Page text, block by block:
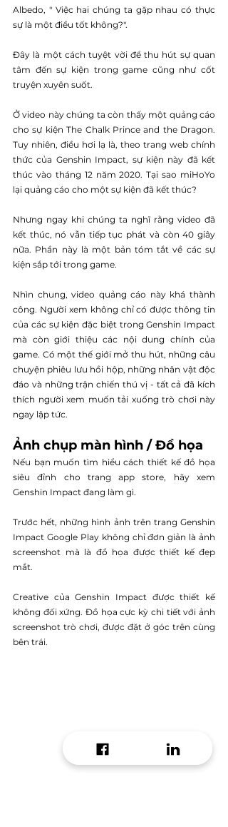
Albedo, " Việc hai chúng ta gặp nhau có thực
sự là một điều tốt không?".
Đây là một cách tuyệt vời để thu hút sự quan
tâm đến sự kiện trong game cũng như cốt
truyện xuyên suốt.
Ở video này chúng ta còn thấy một quảng cáo
cho sự kiện The Chalk Prince and the Dragon.
Tuy nhiên, điều hơi lạ là, theo trang web chính
thức của Genshin Impact, sự kiện này đã kết
thúc vào tháng 12 năm 2020. Tại sao miHoYo
lại quảng cáo cho một sự kiện đã kết thúc?
Nhưng ngay khi chúng ta nghĩ rằng video đã
kết thúc, nó vẫn tiếp tục phát và còn 40 giây
nữa. Phần này là một bản tóm tắt về các sự
kiện sắp tới trong game.
Nhìn chung, video quảng cáo này khá thành
công. Người xem không chỉ có được thông tin
của các sự kiện đặc biệt trong Genshin Impact
mà còn giới thiệu các nội dung chính của
game. Có một thế giới mở thu hút, những câu
chuyện phiêu lưu hồi hộp, những nhân vật độc
đáo và những trận chiến thú vị - tất cả đã kích
thích người xem muốn tải xuống trò chơi này
ngay lập tức.
Ảnh chụp màn hình / Đồ họa
Nếu bạn muốn tìm hiểu cách thiết kế đồ họa
siêu đỉnh cho trang app store, hãy xem
Genshin Impact đang làm gì.
Trước hết, những hình ảnh trên trang Genshin
Impact Google Play không chỉ đơn giản là ảnh
screenshot mà là đồ họa được thiết kế đẹp
mắt.
Creative của Genshin Impact được thiết kế
không đối xứng. Đồ họa cực kỳ chi tiết với ảnh
screenshot trò chơi, được đặt ở góc trên cùng
bên trái.